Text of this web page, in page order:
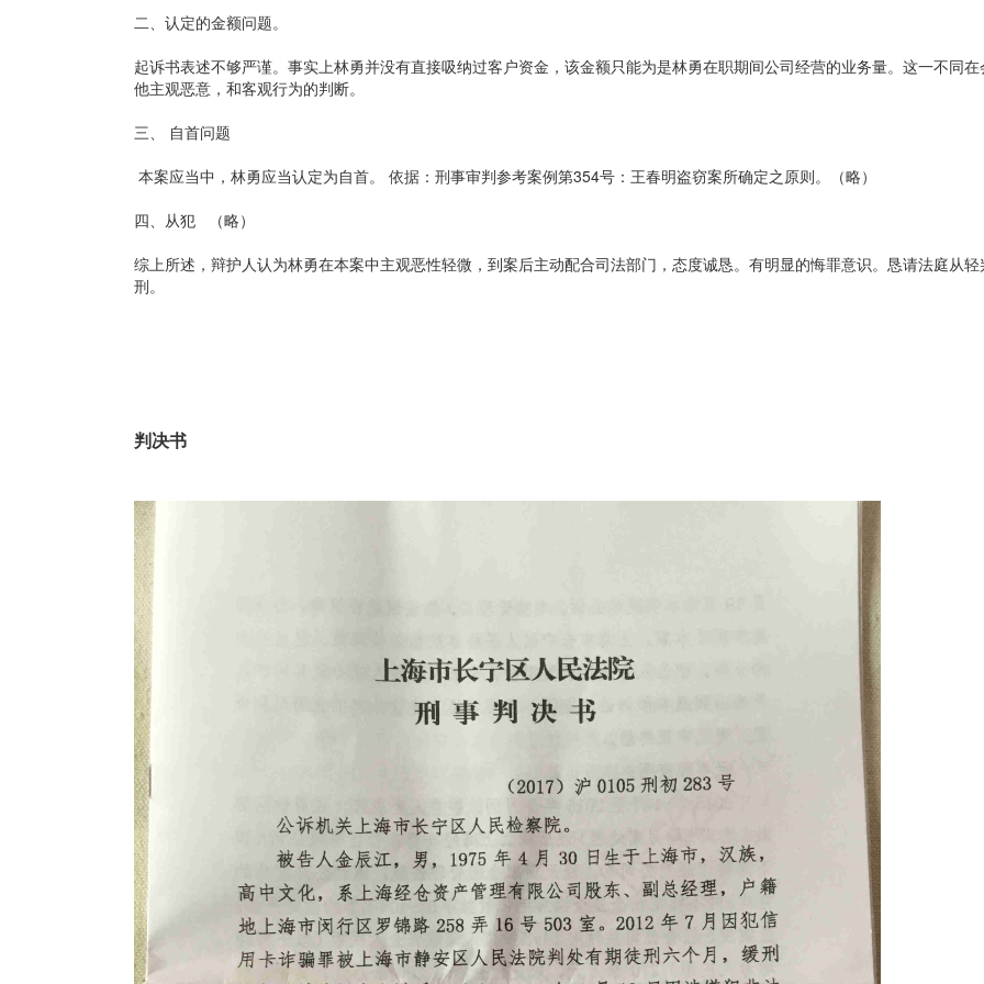
二、认定的金额问题。
起诉书表述不够严谨。事实上林勇并没有直接吸纳过客户资金，该金额只能为是林勇在职期间公司经营的业务量。这一不同
他主观恶意，和客观行为的判断。
三、 自首问题
本案应当中，林勇应当认定为自首。 依据：刑事审判参考案例第354号：王春明盗窃案所确定之原则。（略）
四、从犯 （略）
综上所述，辩护人认为林勇在本案中主观恶性轻微，到案后主动配合司法部门，态度诚恳。有明显的悔罪意识。恳请法庭从
刑。
判决书